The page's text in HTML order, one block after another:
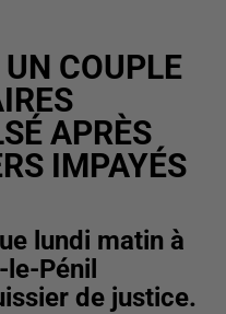
COUPLE
APRÈS
IMPAYÉS
lundi matin à
Pénil
de justice.